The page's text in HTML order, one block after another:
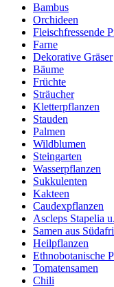
Bambus
Orchideen
Fleischfressende
Farne
Dekorative Gräser
Bäume
Früchte
Sträucher
Kletterpflanzen
Stauden
Palmen
Wildblumen
Steingarten
Wasserpflanzen
Sukkulenten
Kakteen
Caudexpflanzen
Ascleps Stapelia
Samen aus
Heilpflanzen
Ethnobotanische
Tomatensamen
Chili